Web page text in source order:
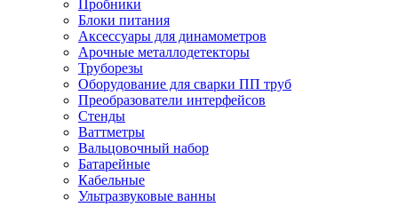
Пробники
Блоки питания
Аксессуары для динамометров
Арочные металлодетекторы
Труборезы
Оборудование для сварки ПП труб
Преобразователи интерфейсов
Стенды
Ваттметры
Вальцовочный набор
Батарейные
Кабельные
Ультразвуковые ванны